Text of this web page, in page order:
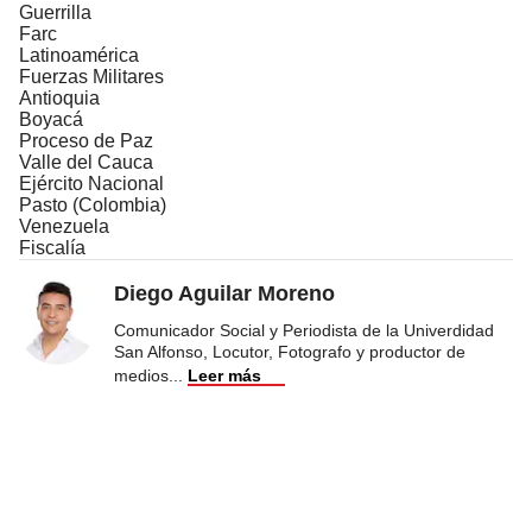
Guerrilla
Farc
Latinoamérica
Fuerzas Militares
Antioquia
Boyacá
Proceso de Paz
Valle del Cauca
Ejército Nacional
Pasto (Colombia)
Venezuela
Fiscalía
Diego Aguilar Moreno
Comunicador Social y Periodista de la Univerdidad
San Alfonso, Locutor, Fotografo y productor de
medios
Leer más